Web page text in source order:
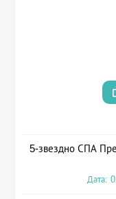
5-звездно СПА
Дата: